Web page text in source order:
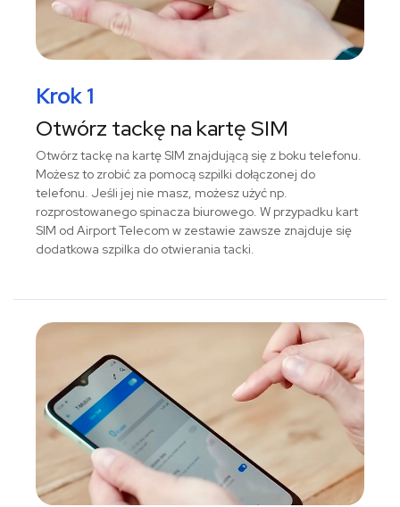
Krok 1
Otwórz tackę na kartę SIM
Otwórz tackę na kartę SIM znajdującą się z boku telefonu.
Możesz to zrobić za pomocą szpilki dołączonej do
telefonu. Jeśli jej nie masz, możesz użyć np.
rozprostowanego spinacza biurowego. W przypadku kart
SIM od Airport Telecom w zestawie zawsze znajduje się
dodatkowa szpilka do otwierania tacki.